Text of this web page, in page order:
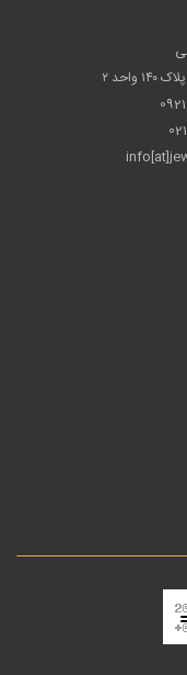
واحد ۲